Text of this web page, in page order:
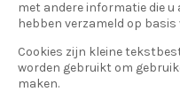
met andere informatie die
hebben verzameld op
Cookies zijn kleine
worden gebruikt om
maken.